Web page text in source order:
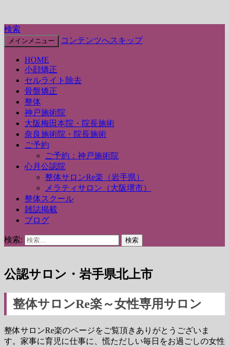
検索
メインメニュー コンテンツへスキップ
HOME
小顔矯正
セルライト除去
骨盤矯正
整体
神戸施術院
大阪梅田本院・院長施術
奈良施術院・院長施術
ご予約
ご予約：神戸施術院
心月公認院
整体サロンRe楽（岩手県）
メラティサロン（大阪堺市）
整体スクール
雑誌掲載
ブログ
検索:
公認サロン・岩手県北上市
整体サロンRe楽～女性専用サロン
整体サロンRe楽のページをご覧頂きありがとうございま
す。家事に育児に仕事に、慌ただしい毎日をお過ごしの女性